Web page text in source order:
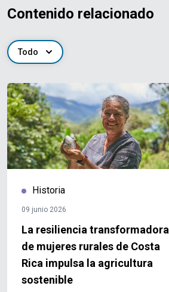
Contenido relacionado
Todo
Historia
09 junio 2026
La resiliencia transformadora
de mujeres rurales de Costa
Rica impulsa la agricultura
sostenible